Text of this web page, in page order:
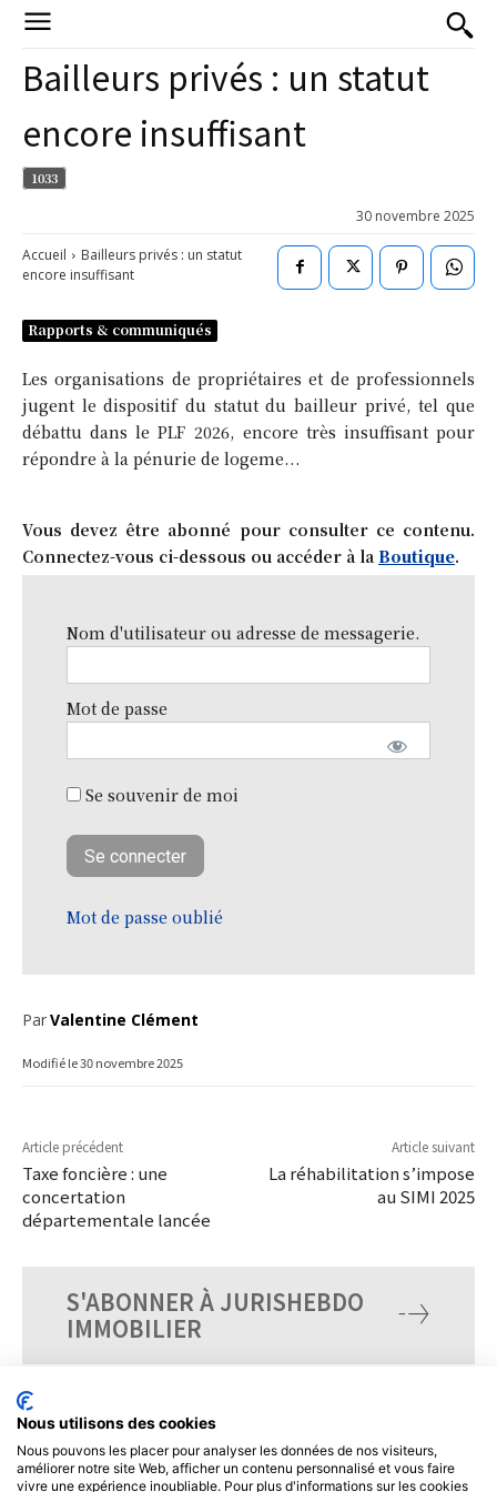
Bailleurs privés : un statut
encore insuffisant
1033
30 novembre 2025
Accueil
Bailleurs privés : un statut
encore insuffisant
Rapports & communiqués
Les organisations de propriétaires et de professionnels
jugent le dispositif du statut du bailleur privé, tel que
débattu dans le PLF 2026, encore très insuffisant pour
répondre à la pénurie de logeme...
Vous devez être abonné pour consulter ce contenu.
Connectez-vous ci-dessous ou accéder à la Boutique.
Nom d'utilisateur ou adresse de messagerie.
Mot de passe
Se souvenir de moi
Mot de passe oublié
ParValentine Clément
Modifié le30 novembre 2025
Article précédent
Taxe foncière : une
concertation
départementale lancée
Article suivant
La réhabilitation s’impose
au SIMI 2025
S'ABONNER À JURISHEBDO
IMMOBILIER
Nous utilisons des cookies
Nous pouvons les placer pour analyser les données de nos visiteurs,
améliorer notre site Web, afficher un contenu personnalisé et vous faire
vivre une expérience inoubliable. Pour plus d'informations sur les cookies